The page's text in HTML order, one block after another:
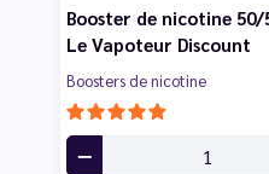
Booster de nicotine 50/
Le Vapoteur Discount
Boosters de nicotine